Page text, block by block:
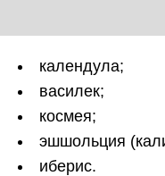
календула;
василек;
космея;
эшшольция
иберис.